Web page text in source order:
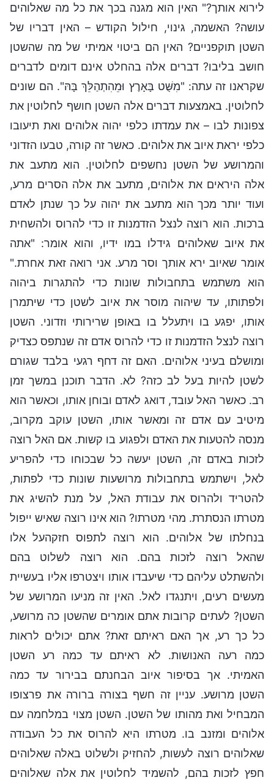
לירוא אותך?" האין הוא מגנה בכך את כל מה שאלוהים
עושה? האשמה, גינוי, חילול הקודש – האין דבריו של
השטן תוקפניים? האין הם ביטוי אמיתי של מה שהשטן
חושב בליבו? דברים אלה בהחלט אינם דומים לדברים
שקראנו זה עתה: "מִשֻּׁט בָּאָרֶץ וּמֵהִתְהַלֵּךְ בָּהּ". הם שונים
לחלוטין. באמצעות דברים אלה השטן חושף לחלוטין את
צפונות לבו – את עמדתו כלפי יהוה אלוהים ואת תיעובו
כלפי יראת איוב את אלוהים. כאשר זה קורה, טבעו הזדוני
והמרושע של השטן נחשפים לחלוטין. הוא מתעב את
אלה היראים את אלוהים, מתעב את אלה הסרים מרע,
ועוד יותר מכך הוא מתעב את יהוה על כך שנתן לאדם
ברכות. הוא רוצה לנצל הזדמנות זו כדי להרוס ולהשחית
את איוב שאלוהים גידלו במו ידיו, והוא אומר: "אתה
אומר שאיוב ירא אותך וסר מרע. אני רואה זאת אחרת."
הוא משתמש בתחבולות שונות כדי להתגרות ביהוה
ולפתותו, עד שיהוה מוסר את איוב לשטן כדי שיתמרן
אותו, יפגע בו ויתעלל בו באופן שרירותי וזדוני. השטן
רוצה לנצל הזדמנות זו כדי להרוס אדם זה שנתפס כצדיק
ומושלם בעיני אלוהים. האם זה דחף רגעי בלבד שגורם
לשטן להיות בעל לב כזה? לא. הדבר תוכנן במשך זמן
רב. כאשר האל עובד, דואג לאדם ובוחן אותו, וכאשר הוא
מיטיב עם אדם זה ומאשר אותו, השטן עוקב מקרוב,
מנסה להטעות את האדם ולפגוע בו קשות. אם האל רוצה
לזכות באדם זה, השטן יעשה כל שבכוחו כדי להפריע
לאל, וישתמש בתחבולות מרושעות שונות כדי לפתות,
להטריד ולהרוס את עבודת האל, על מנת להשיג את
מטרתו הנסתרת. מהי מטרתו? הוא אינו רוצה שאיש ייפול
בנחלתו של אלוהים. הוא רוצה לתפוס חזקהעל אלו
שהאל רוצה לזכות בהם. הוא רוצה לשלוט בהם
ולהשתלט עליהם כדי שיעבדו אותו ויצטרפו אליו בעשיית
מעשים רעים, ויתנגדו לאל. האין זה מניעו המרושע של
השטן? לעתים קרובות אתם אומרים שהשטן כה מרושע,
כל כך רע, אך האם ראיתם זאת? אתם יכולים לראות
כמה רעה האנושות. לא ראיתם עד כמה רע השטן
האמיתי. אך בסיפור איוב הבחנתם בבירור עד כמה
השטן מרושע. עניין זה חשף בצורה ברורה את פרצופו
המבחיל ואת מהותו של השטן. השטן מצוי במלחמה עם
אלוהים ומזנב בו. מטרתו היא להרוס את כל העבודה
שאלוהים רוצה לעשות, להחזיק ולשלוט באלה שאלוהים
חפץ לזכות בהם, להשמיד לחלוטין את אלה שאלוהים